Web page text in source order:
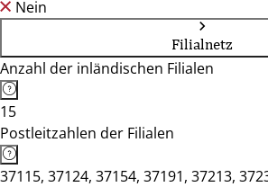
Nein
Filialnetz
Anzahl der inländischen Filialen
15
Postleitzahlen der Filialen
37115, 37124, 37154, 37191, 37213,